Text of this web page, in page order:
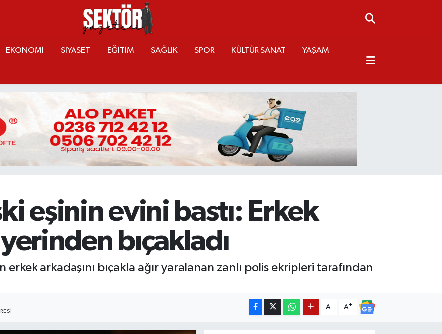
EKONOMİ SİYASET EĞİTİM SAĞLIK SPOR KÜLTÜR SANAT YAŞAM
eşinin evini bastı: Erkek
bıçakladı
erkek arkadaşını bıçakla ağır yaralanan zanlı polis ekripleri tarafından
A- A+